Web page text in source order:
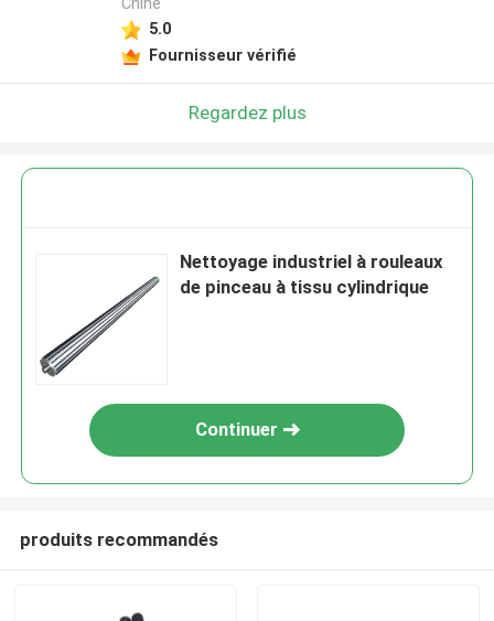
5.0
Fournisseur vérifié
Regardez plus
Nettoyage industriel à rouleaux
de pinceau à tissu cylindrique
Continuer
produits recommandés